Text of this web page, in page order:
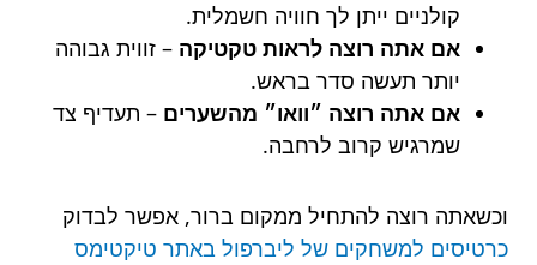
קולניים ייתן לך חוויה חשמלית.
אם אתה רוצה לראות טקטיקה – זווית גבוהה
יותר תעשה סדר בראש.
אם אתה רוצה ״וואו״ מהשערים – תעדיף צד
שמרגיש קרוב לרחבה.
וכשאתה רוצה להתחיל ממקום ברור, אפשר לבדוק
כרטיסים למשחקים של ליברפול באתר טיקטימס